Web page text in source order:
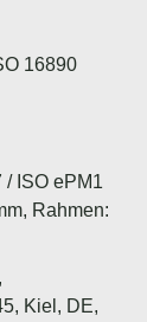
16890
/ ISO ePM1
Rahmen:
Kiel, DE,